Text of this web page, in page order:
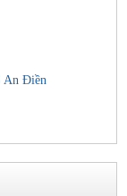
An Điền